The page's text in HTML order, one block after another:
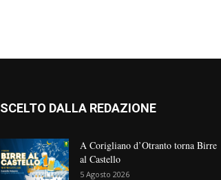
SCELTO DALLA REDAZIONE
A Corigliano d’Otranto torna Birre
al Castello
5 Agosto 2026